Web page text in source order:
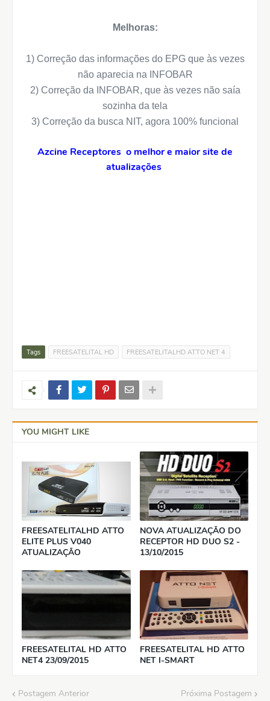
Melhoras:
1) Correção das informações do EPG que às vezes
não aparecia na INFOBAR
2) Correção da INFOBAR, que às vezes não saía
sozinha da tela
3) Correção da busca NIT, agora 100% funcional
Azcine Receptores o melhor e maior site de
atualizações
Tags FREESATELITAL HD FREESATELITALHD ATTO NET 4
YOU MIGHT LIKE
FREESATELITALHD ATTO
ELITE PLUS V040
ATUALIZAÇÃO
NOVA ATUALIZAÇÃO DO
RECEPTOR HD DUO S2 -
13/10/2015
FREESATELITAL HD ATTO
NET4 23/09/2015
FREESATELITAL HD ATTO
NET I-SMART
Postagem Anterior Próxima Postagem